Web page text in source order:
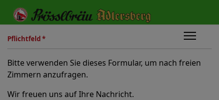
Pflichtfeld *
Bitte verwenden Sie dieses Formular, um nach freien
Zimmern anzufragen.
Wir freuen uns auf Ihre Nachricht.